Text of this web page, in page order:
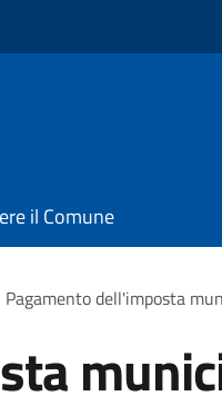
il Comune
Pagamento dell'imposta